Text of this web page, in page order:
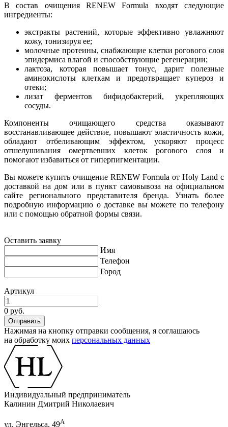
В состав очищения RENEW Formula входят следующие
ингредиенты:
экстракты растений, которые эффективно увлажняют
кожу, тонизируя ее;
молочные протеины, снабжающие клетки рогового слоя
эпидермиса влагой и способствующие регенерации;
лактоза, которая повышает тонус, дарит полезные
аминокислоты клеткам и предотвращает купероз и
отеки;
лизат ферментов бифидобактерий, укрепляющих
сосуды.
Компоненты очищающего средства оказывают
восстанавливающее действие, повышают эластичность кожи,
обладают отбеливающим эффектом, ускоряют процесс
отшелушивания омертвевших клеток рогового слоя и
помогают избавиться от гиперпигментации.
Вы можете купить очищение RENEW Formula от Holy Land с
доставкой на дом или в пункт самовывоза на официальном
сайте регионального представителя бренда. Узнать более
подробную информацию о доставке вы можете по телефону
или с помощью обратной формы связи.
Оставить заявку
Имя
Телефон
Город
Артикул
0 руб.
Нажимая на кнопку отправки сообщения, я соглашаюсь
на обработку моих персональных данных
Индивидуальный предприниматель
Калинин Дмитрий Николаевич
ул. Энгельса, 49А